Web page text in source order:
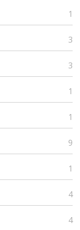
1
3
3
1
1
9
1
4
4